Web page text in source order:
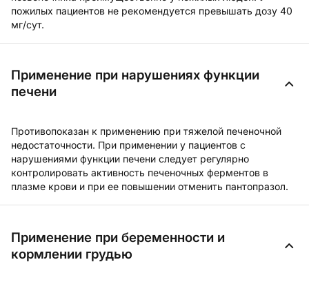
пожилых пациентов не рекомендуется превышать дозу 40
мг/сут.
Применение при нарушениях функции
печени
Противопоказан к применению при тяжелой печеночной
недостаточности. При применении у пациентов с
нарушениями функции печени следует регулярно
контролировать активность печеночных ферментов в
плазме крови и при ее повышении отменить пантопразол.
Применение при беременности и
кормлении грудью